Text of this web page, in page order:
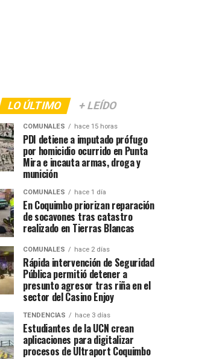
LO ÚLTIMO + LEÍDO
COMUNALES hace 15 horas
PDI detiene a imputado prófugo
por homicidio ocurrido en Punta
Mira e incauta armas, droga y
munición
COMUNALES hace 1 día
En Coquimbo priorizan reparación
de socavones tras catastro
realizado en Tierras Blancas
COMUNALES hace 2 días
Rápida intervención de Seguridad
Pública permitió detener a
presunto agresor tras riña en el
sector del Casino Enjoy
TENDENCIAS hace 3 días
Estudiantes de la UCN crean
aplicaciones para digitalizar
procesos de Ultraport Coquimbo